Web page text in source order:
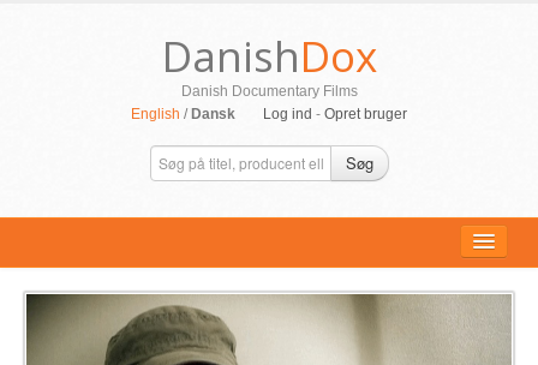
DanishDox
Danish Documentary Films
English / Dansk Log ind - Opret bruger
Søg